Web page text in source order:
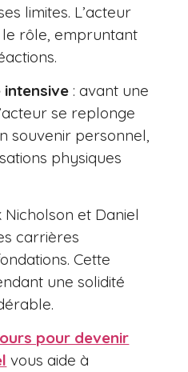
limites. L’acteur
rôle, empruntant
intensive : avant une
se replonge
souvenir personnel,
physiques
et Daniel
carrières
Cette
une solidité
pour devenir
vous aide à